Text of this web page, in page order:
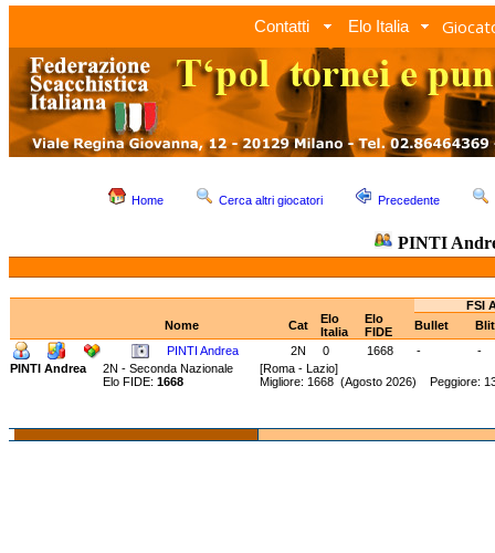
Contatti Elo Italia
Home Cerca altri giocatori Precedente
PINTI
FSI
Nome
Cat
Elo
Italia
Elo
FIDE
Bullet
PINTI Andrea
2N 0 1668 -
-
PINTI Andrea
2N - Seconda Nazionale [Roma - Lazio]
Elo FIDE: 1668 Migliore: 1668 (Agosto 2026) Peggiore: